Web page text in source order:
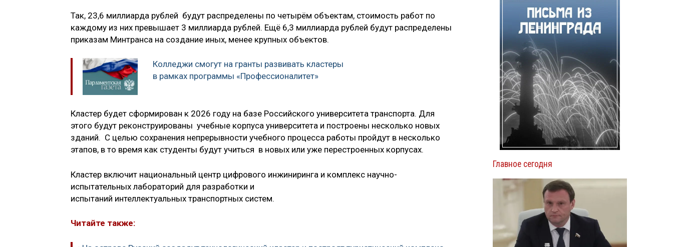
Так, 23,6 миллиарда рублей будут распределены по четырём объектам, стоимость работ по
каждому из них превышает 3 миллиарда рублей. Ещё 6,3 миллиарда рублей будут распределены
приказам Минтранса на создание иных, менее крупных объектов.
Колледжи смогут на гранты развивать кластеры
в рамках программы «Профессионалитет»
Кластер будет сформирован к 2026 году на базе Российского университета транспорта. Для
этого будут реконструированы учебные корпуса университета и построены несколько новых
зданий. С целью сохранения непрерывности учебного процесса работы пройдут в несколько
этапов, в то время как студенты будут учиться в новых или уже перестроенных корпусах.
Кластер включит национальный центр цифрового инжиниринга и комплекс научно-
испытательных лабораторий для разработки и
испытаний интеллектуальных транспортных систем.
Читайте также:
Главное сегодня